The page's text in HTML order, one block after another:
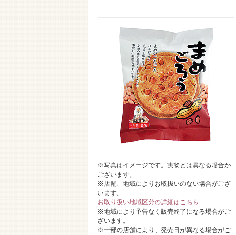
※写真はイメージです。実物とは異なる場合が
ございます。
※店舗、地域によりお取扱いのない場合がござ
います。
お取り扱い地域区分の詳細はこちら
※地域により予告なく販売終了になる場合がご
ざいます。
※一部の店舗により、発売日が異なる場合がご